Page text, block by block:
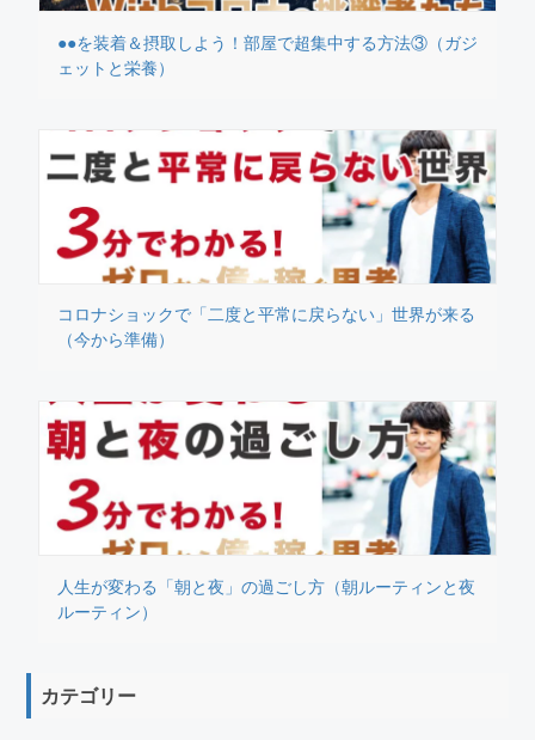
●●を装着＆摂取しよう！部屋で超集中する方法③（ガジ
ェットと栄養）
コロナショックで「二度と平常に戻らない」世界が来る
（今から準備）
人生が変わる「朝と夜」の過ごし方（朝ルーティンと夜
ルーティン）
カテゴリー